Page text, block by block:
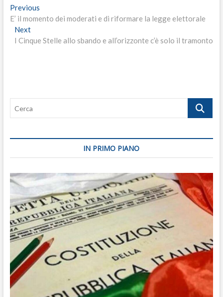
Navigazione
articoli
PreviousPrevious
post:
E’ il momento dei moderati e di riformare la legge elettorale
NextNext
post:
I Cinque Stelle allo sbando e all’orizzonte c’è solo il tramonto
Cerca
IN PRIMO PIANO